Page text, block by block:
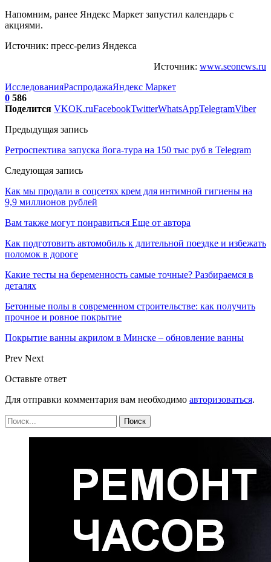
Напомним, ранее Яндекс Маркет запустил календарь с
акциями.
Источник: пресс-релиз Яндекса
Источник: www.seonews.ru
ИсследованияРаспродажаЯндекс Маркет
0 586
Поделится VKOK.ruFacebookTwitterWhatsAppTelegramViber
Предыдущая запись
Ретроспектива запуска йога-тура на 150 тыс руб в Telegram
Следующая запись
Как мы продали в соцсетях крем для интимной гигиены на
9,9 миллионов рублей
Вам также могут понравиться Еще от автора
Как подготовить автомобиль к длительной поездке и избежать
поломок в дороге
Какие тесты на беременность самые точные? Разбираемся в
деталях
Бетонные полы в современном строительстве: как получить
прочное и ровное покрытие
Покрытие ванны акрилом в Минске – обновление ванны
Prev Next
Оставьте ответ
Для отправки комментария вам необходимо авторизоваться.